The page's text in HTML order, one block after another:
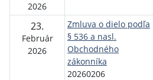
2026
23.
Február
2026
Zmluva o dielo podľa
§ 536 a nasl.
Obchodného
zákonníka
20260206